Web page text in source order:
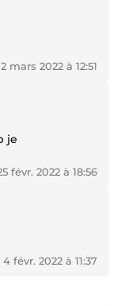
qui ne
2 mars 2022 à 12:51
je
févr. 2022 à 18:56
4 févr. 2022 à 11:37